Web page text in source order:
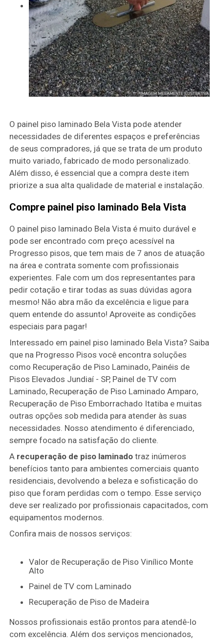
O painel piso laminado Bela Vista pode atender
necessidades de diferentes espaços e preferências
de seus compradores, já que se trata de um produto
muito variado, fabricado de modo personalizado.
Além disso, é essencial que a compra deste item
priorize a sua alta qualidade de material e instalação.
Compre painel piso laminado Bela Vista
O painel piso laminado Bela Vista é muito durável e
pode ser encontrado com preço acessível na
Progresso pisos, que tem mais de 7 anos de atuação
na área e contrata somente com profissionais
experientes. Fale com um dos representantes para
pedir cotação e tirar todas as suas dúvidas agora
mesmo! Não abra mão da excelência e ligue para
quem entende do assunto! Aproveite as condições
especiais para pagar!
Interessado em painel piso laminado Bela Vista? Saiba
que na Progresso Pisos você encontra soluções
como Recuperação de Piso Laminado, Painéis de
Pisos Elevados Jundiaí - SP, Painel de TV com
Laminado, Recuperação de Piso Laminado Amparo,
Recuperação de Piso Emborrachado Itatiba e muitas
outras opções sob medida para atender às suas
necessidades. Nosso atendimento é diferenciado,
sempre focado na satisfação do cliente.
A recuperação de piso laminado traz inúmeros
benefícios tanto para ambientes comerciais quanto
residenciais, devolvendo a beleza e sofisticação do
piso que foram perdidas com o tempo. Esse serviço
deve ser realizado por profissionais capacitados, com
equipamentos modernos.
Confira mais de nossos serviços:
Valor de Recuperação de Piso Vinílico Monte
Alto
Painel de TV com Laminado
Recuperação de Piso de Madeira
Nossos profissionais estão prontos para atendê-lo
com excelência. Além dos serviços mencionados,